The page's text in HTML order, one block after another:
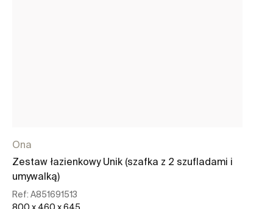
Ona
Zestaw łazienkowy Unik (szafka z 2 szufladami i
umywalką)
Ref: A851691513
800 x 460 x 645